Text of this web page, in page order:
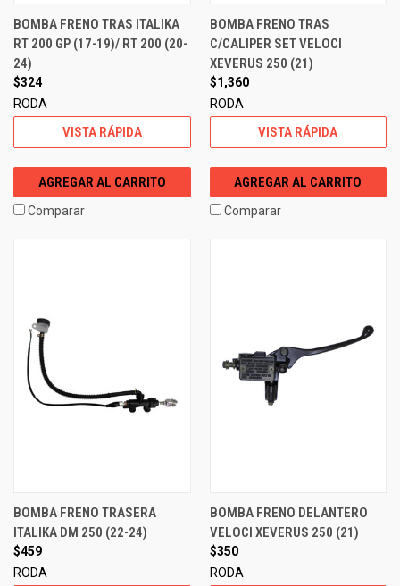
BOMBA FRENO TRAS ITALIKA
RT 200 GP (17-19)/ RT 200 (20-
24)
$324
RODA
VISTA RÁPIDA
AGREGAR AL CARRITO
Comparar
BOMBA FRENO TRAS
C/CALIPER SET VELOCI
XEVERUS 250 (21)
$1,360
RODA
VISTA RÁPIDA
AGREGAR AL CARRITO
Comparar
BOMBA FRENO TRASERA
ITALIKA DM 250 (22-24)
$459
RODA
BOMBA FRENO DELANTERO
VELOCI XEVERUS 250 (21)
$350
RODA